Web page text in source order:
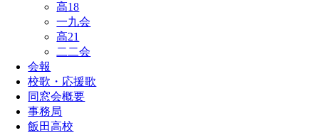
高18
一九会
高21
二二会
会報
校歌・応援歌
同窓会概要
事務局
飯田高校